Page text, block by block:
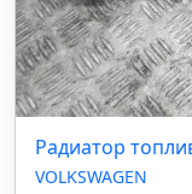
Радиатор
VOLKSWAGEN